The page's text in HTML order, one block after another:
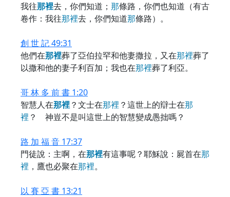
我往那裡去，你們知道； 那條路，你們也知道（有古
卷作：我往那裡去，你們知道那條路）。
創 世 記 49:31
他們在那裡葬了亞伯拉罕和他妻撒拉，又在那裡葬了
以撒和他的妻子利百加；我也在那裡葬了利亞。
哥 林 多 前 書 1:20
智慧人在那裡？文士在那裡 ？這世上的辯士在那
裡 ？ 神豈不是叫這世上的智慧變成愚拙嗎？
路 加 福 音 17:37
門徒說：主啊，在那裡有這事呢？耶穌說：屍首在那
裡 ，鷹也必聚在那裡。
以 賽 亞 書 13:21